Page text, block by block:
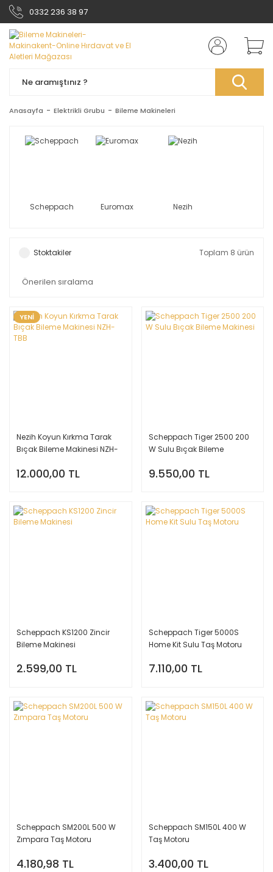
0332 236 38 97
Anasayfa Elektrikli Grubu Bileme Makineleri
Scheppach Euromax Nezih
Stoktakiler Toplam 8 ürün
YENİ
Nezih Koyun Kırkma Tarak
Bıçak Bileme Makinesi NZH-
12.000,00 TL
Scheppach Tiger 2500 200
W Sulu Bıçak Bileme
9.550,00 TL
Scheppach KS1200 Zincir
Bileme Makinesi
2.599,00 TL
Scheppach Tiger 5000S
Home Kit Sulu Taş Motoru
7.110,00 TL
Scheppach SM200L 500 W
Zımpara Taş Motoru
4.180,98 TL
Scheppach SM150L 400 W
Taş Motoru
3.400,00 TL